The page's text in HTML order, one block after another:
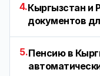
4.Кыргызстан и
документов
5.Пенсию в